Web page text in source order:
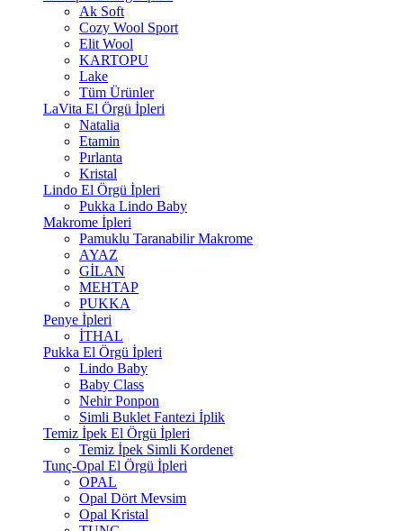
Ak Soft
Cozy Wool Sport
Elit Wool
KARTOPU
Lake
Tüm Ürünler
LaVita El Örgü İpleri
Natalia
Etamin
Pırlanta
Kristal
Lindo El Örgü İpleri
Pukka Lindo Baby
Makrome İpleri
Pamuklu Taranabilir Makrome
AYAZ
GİLAN
MEHTAP
PUKKA
Penye İpleri
İTHAL
Pukka El Örgü İpleri
Lindo Baby
Baby Class
Nehir Ponpon
Simli Buklet Fantezi İplik
Temiz İpek El Örgü İpleri
Temiz İpek Simli Kordenet
Tunç-Opal El Örgü İpleri
OPAL
Opal Dört Mevsim
Opal Kristal